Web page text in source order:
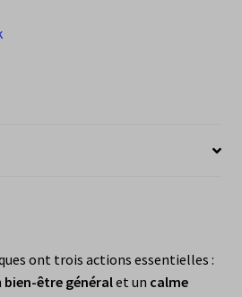
ont trois actions essentielles :
bien-être généralet un calme